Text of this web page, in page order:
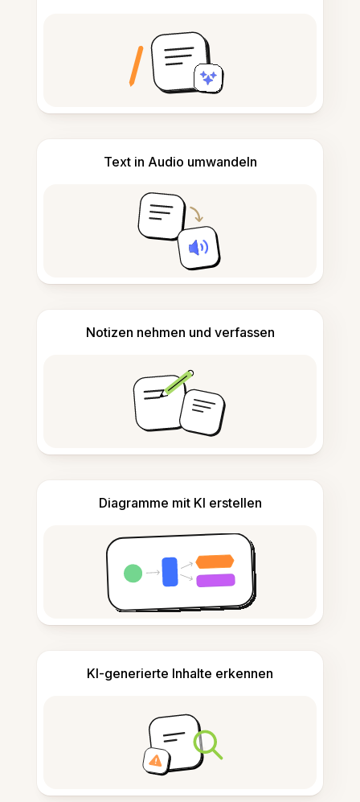
Text in Audio umwandeln
Notizen nehmen und verfassen
Diagramme mit KI erstellen
KI-generierte Inhalte erkennen